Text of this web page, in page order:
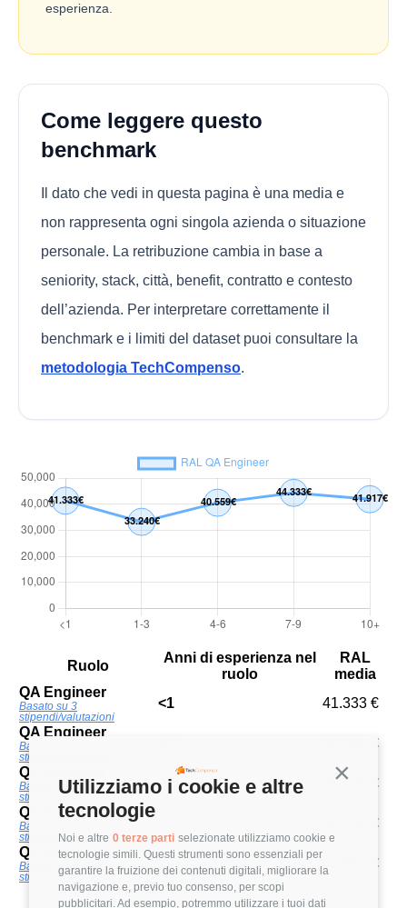
Continua
Utilizziamo i cookie e altre
tecnologie
Noi e altre 0 terze parti selezionate utilizziamo cookie e
tecnologie simili. Questi strumenti sono essenziali per
garantire la fruizione dei contenuti digitali, migliorare la
navigazione e, previo tuo consenso, per scopi
pubblicitari. Ad esempio, potremmo utilizzare i tuoi dati
esperienza.
Come leggere questo
benchmark
Il dato che vedi in questa pagina è una media e
non rappresenta ogni singola azienda o situazione
personale. La retribuzione cambia in base a
seniority, stack, città, benefit, contratto e contesto
dell’azienda. Per interpretare correttamente il
benchmark e i limiti del dataset puoi consultare la
metodologia TechCompenso.
Ruolo
Anni di esperienza nel
ruolo
RAL
media
QA Engineer
Basato su 3
stipendi/valutazioni
<1
41.333 €
QA Engineer
Basato su 19
stipendi/valutazioni
33.240 €
QA Engineer
Basato su 17
stipendi/valutazioni
4-6
40.559 €
QA Engineer
Basato su 3
stipendi/valutazioni
44.333 €
QA Engineer
Basato su 6
stipendi/valutazioni
10+ 41.917 €